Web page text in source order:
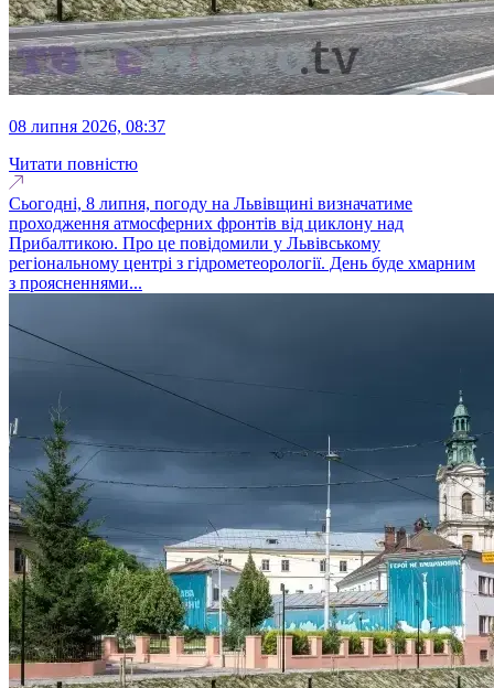
08 липня 2026, 08:37
Читати повністю
Сьогодні, 8 липня, погоду на Львівщині визначатиме
проходження атмосферних фронтів від циклону над
Прибалтикою. Про це повідомили у Львівському
регіональному центрі з гідрометеорології. День буде хмарним
з проясненнями...